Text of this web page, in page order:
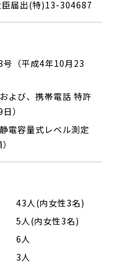
臣届出(特)13-304687
（平成4年10月23
よび、携帯電話 特許
）
電容量式レベル測定
43人(内女性3名)
5人(内女性3名)
6人
3人